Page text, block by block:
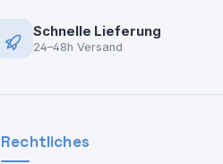
Schnelle Lieferung
24–48h Versand
Rechtliches